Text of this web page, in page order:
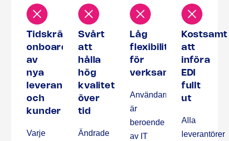
Tidskrävande
onboarding
av
nya
leverantörer
och
kunder
Varje
Svårt
att
hålla
hög
kvalitet
över
tid
Ändrade
Låg
flexibilitet
för
verksamheten
Användarna
är
beroende
av IT
Kostsamt
att
införa
EDI
fullt
ut
Alla
leverantörer